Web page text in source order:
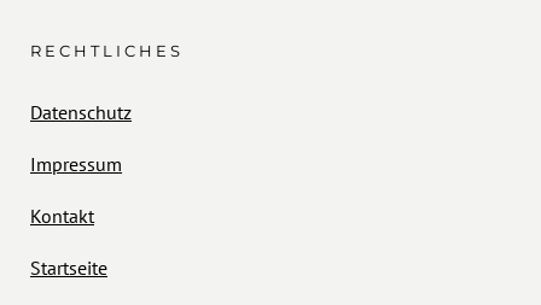
RECHTLICHES
Datenschutz
Impressum
Kontakt
Startseite